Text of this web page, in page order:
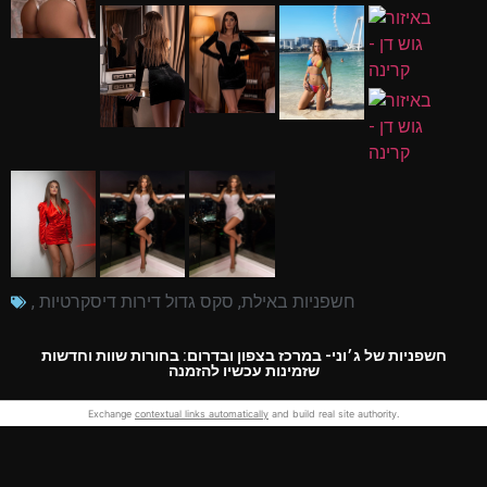
, חשפניות באילת, סקס גדול דירות דיסקרטיות
חשפניות של ג׳וני- במרכז בצפון ובדרום: בחורות שוות וחדשות
שזמינות עכשיו להזמנה
Exchange contextual links automatically and build real site authority.